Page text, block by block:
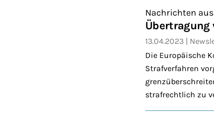
Nachrichten
Übertragung
13.04.2023
Die Europäische
Strafverfahren
strafrechtlich zu